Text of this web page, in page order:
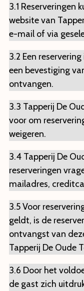
3.1 Reserveringen
website van
e-mail of via
3.2 Een
een bevestiging
ontvangen.
3.3 Tapperij De
voor om
weigeren.
3.4 Tapperij De
reserveringen
mailadres,
3.5 Voor
geldt, is de
ontvangst van
Tapperij De Oude
3.6 Door het
de gast zich